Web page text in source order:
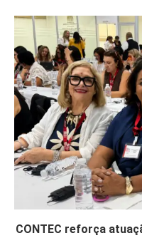
CONTEC reforça